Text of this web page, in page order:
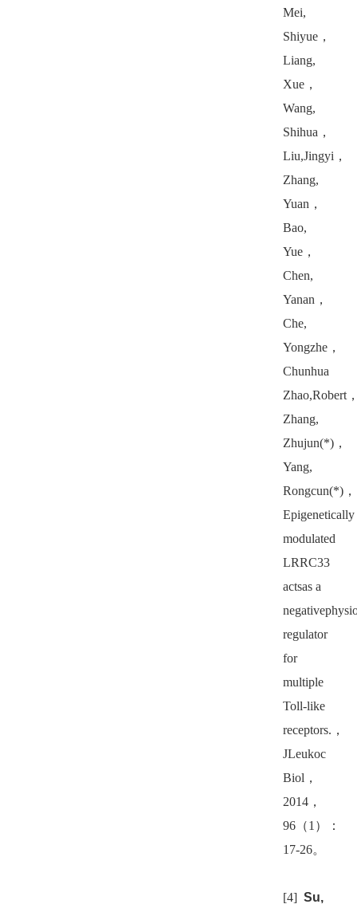
Mei,
Shiyue ，
Liang,
Xue ，
Wang,
Shihua ，
Liu,Jingyi ，
Zhang,
Yuan ，
Bao,
Yue ，
Chen,
Yanan ，
Che,
Yongzhe ，
Chunhua
Zhao,Robert
Zhang,
Zhujun(*) ，
Yang,
Rongcun(*) ，
Epigenetically
modulated
LRRC33
actsas a
regulator
for
multiple
Toll-like
receptors. ，
JLeukoc
Biol ，
2014 ，
96 （1 ）：
17-26。
[4] Su,